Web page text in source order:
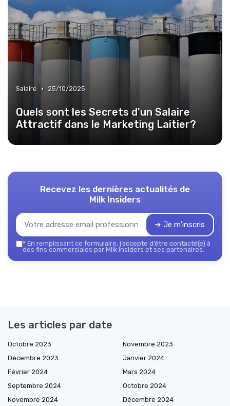
Salaire • 25/10/2025
Quels sont les Secrets d'un Salaire
Attractif dans le Marketing Laitier?
Recevez les dernières actualités de
Milk Insiders
➔ Je m'inscris
* En remplissant ce formulaire, j’accepte d’être contacté(e) à
des fins commerciales par Milk Insiders et ses partenaires.
Les articles par date
Octobre 2023
Novembre 2023
Décembre 2023
Janvier 2024
Février 2024
Mars 2024
Septembre 2024
Octobre 2024
Novembre 2024
Décembre 2024